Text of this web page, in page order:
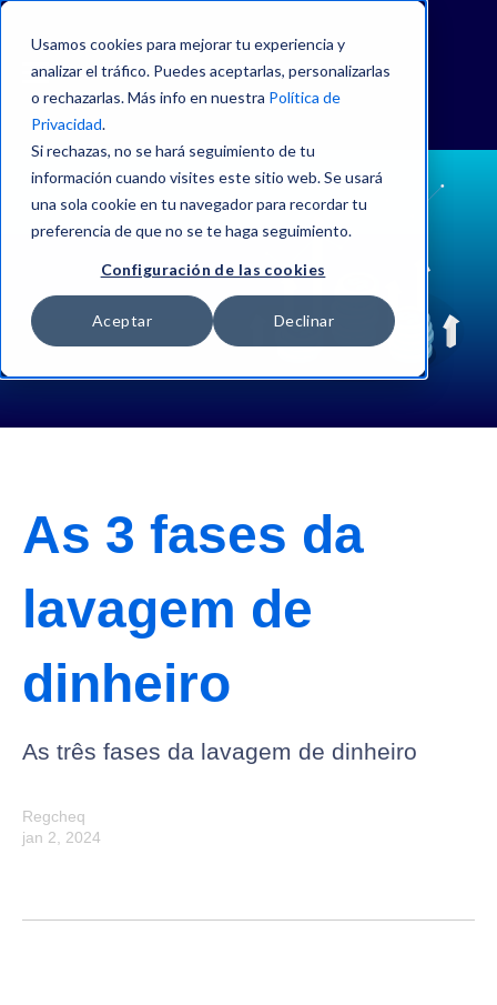
Usamos cookies para mejorar tu experiencia y
analizar el tráfico. Puedes aceptarlas, personalizarlas
o rechazarlas. Más info en nuestra Política de
Privacidad.
Si rechazas, no se hará seguimiento de tu
información cuando visites este sitio web. Se usará
una sola cookie en tu navegador para recordar tu
preferencia de que no se te haga seguimiento.
Configuración de las cookies
Aceptar Declinar
As 3 fases da
lavagem de
dinheiro
As três fases da lavagem de dinheiro
Regcheq
jan 2, 2024